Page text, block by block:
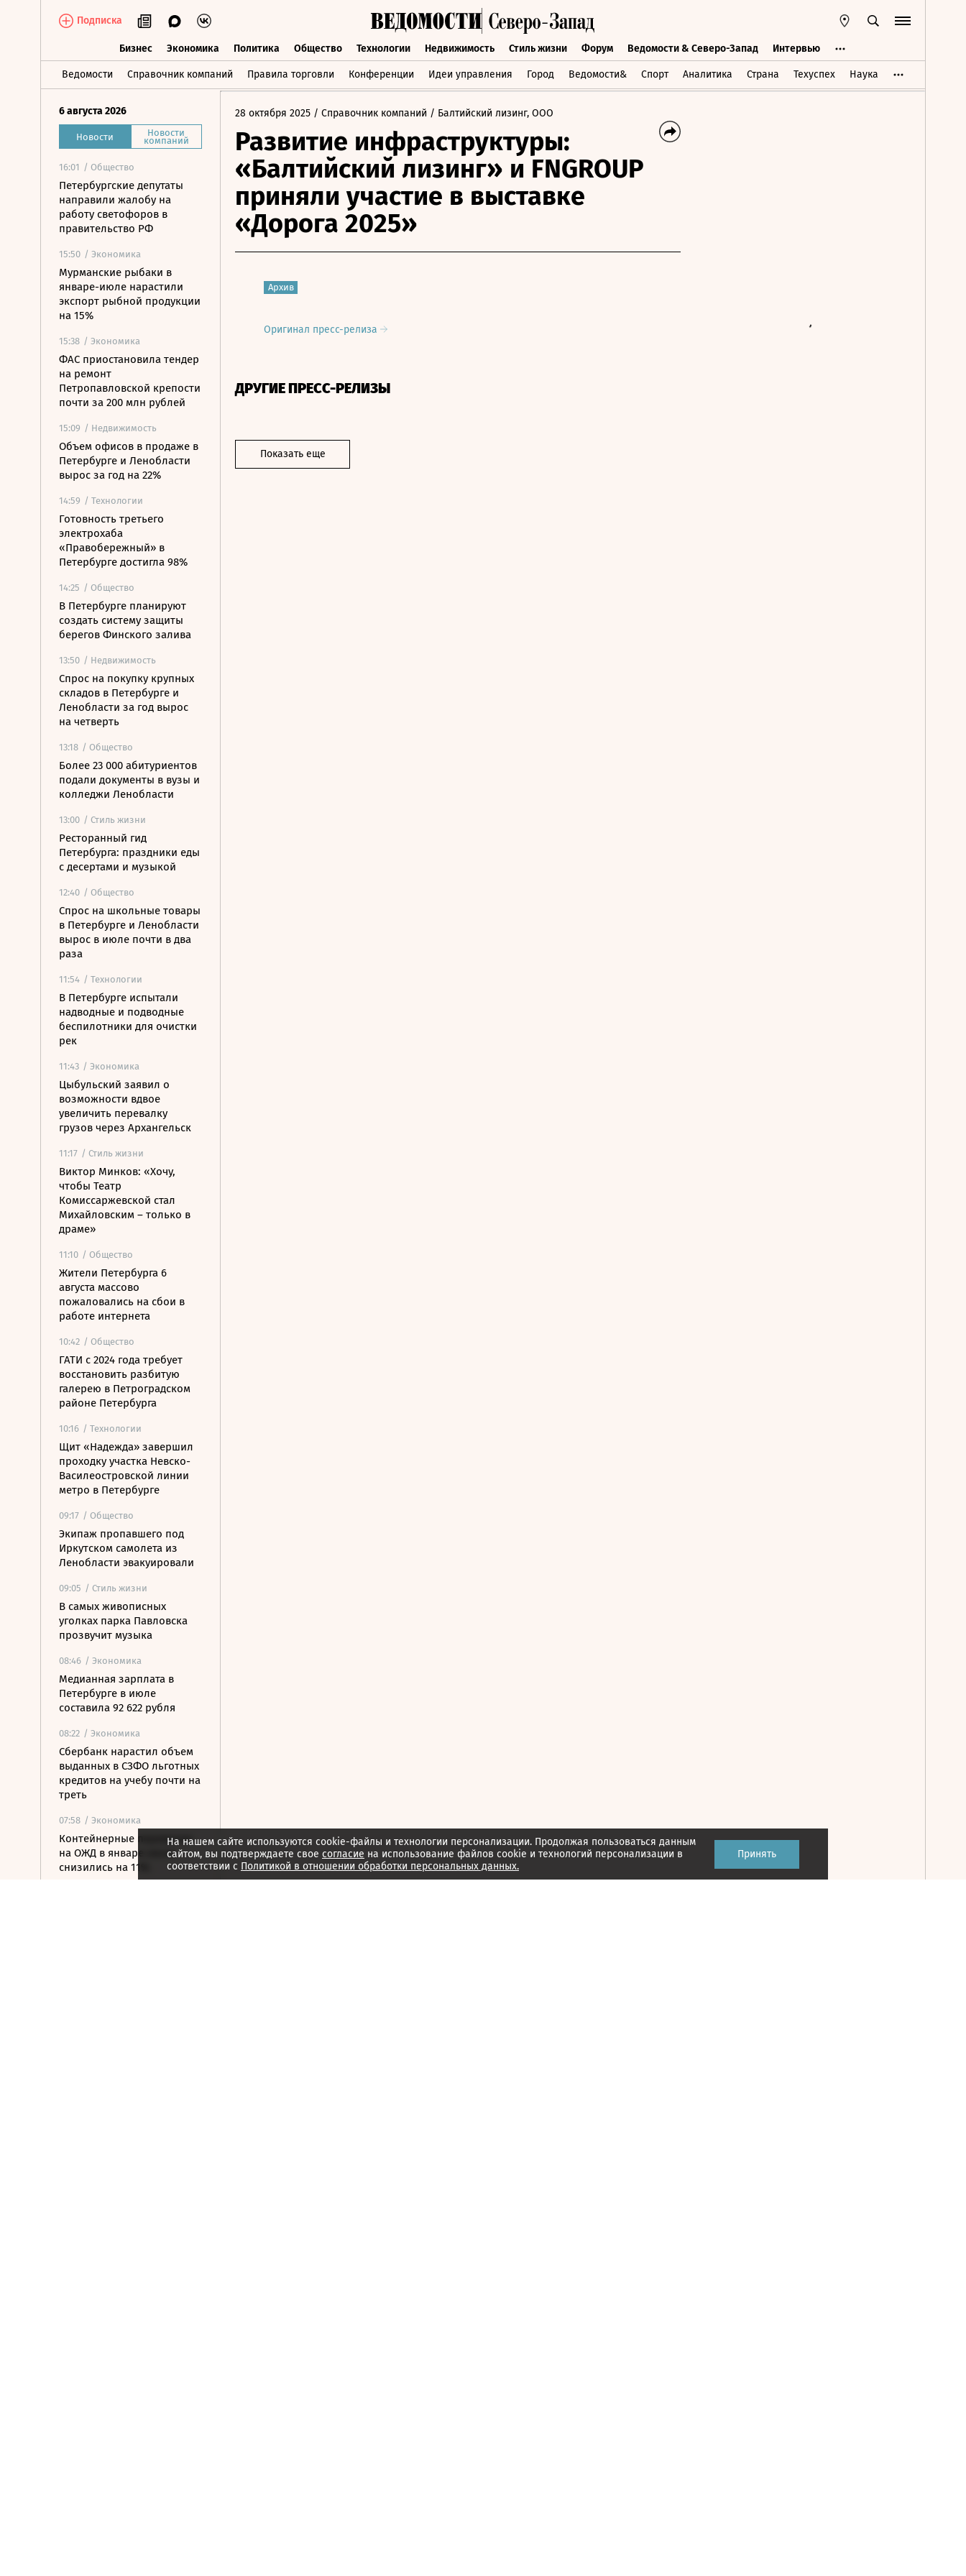
Подписка
Бизнес Экономика Политика Общество Технологии Недвижимость Стиль жизни Форум Ведомости & Северо-Запад Интервью
Ведомости Справочник компаний Правила торговли Конференции Идеи управления Город Ведомости& Спорт Аналитика Страна Техуспех Наука
Бизнес Экономика Политика Общество Технологии Недвижимость Стиль жизни Форум Ведомости & Северо-Запад Интервью
6 августа 2026
Новости Новости
компаний
16:01 / Общество
Петербургские депутаты
направили жалобу на
работу светофоров в
правительство РФ
15:50 / Экономика
Мурманские рыбаки в
январе-июле нарастили
экспорт рыбной продукции
на 15%
15:38 / Экономика
ФАС приостановила тендер
на ремонт
Петропавловской крепости
почти за 200 млн рублей
15:09 / Недвижимость
Объем офисов в продаже в
Петербурге и Ленобласти
вырос за год на 22%
14:59 / Технологии
Готовность третьего
электрохаба
«Правобережный» в
Петербурге достигла 98%
14:25 / Общество
В Петербурге планируют
создать систему защиты
берегов Финского залива
13:50 / Недвижимость
Спрос на покупку крупных
складов в Петербурге и
Ленобласти за год вырос
на четверть
13:18 / Общество
Более 23 000 абитуриентов
подали документы в вузы и
колледжи Ленобласти
13:00 / Стиль жизни
Ресторанный гид
Петербурга: праздники еды
с десертами и музыкой
12:40 / Общество
Спрос на школьные товары
в Петербурге и Ленобласти
вырос в июле почти в два
раза
11:54 / Технологии
В Петербурге испытали
надводные и подводные
беспилотники для очистки
рек
11:43 / Экономика
Цыбульский заявил о
возможности вдвое
увеличить перевалку
грузов через Архангельск
11:17 / Стиль жизни
Виктор Минков: «Хочу,
чтобы Театр
Комиссаржевской стал
Михайловским – только в
драме»
11:10 / Общество
Жители Петербурга 6
августа массово
пожаловались на сбои в
работе интернета
10:42 / Общество
ГАТИ с 2024 года требует
восстановить разбитую
галерею в Петроградском
районе Петербурга
10:16 / Технологии
Щит «Надежда» завершил
проходку участка Невско-
Василеостровской линии
метро в Петербурге
09:17 / Общество
Экипаж пропавшего под
Иркутском самолета из
Ленобласти эвакуировали
09:05 / Стиль жизни
В самых живописных
уголках парка Павловска
прозвучит музыка
08:46 / Экономика
Медианная зарплата в
Петербурге в июле
составила 92 622 рубля
08:22 / Экономика
Сбербанк нарастил объем
выданных в СЗФО льготных
кредитов на учебу почти на
треть
07:58 / Экономика
Контейнерные перевозки
на ОЖД в январе-июле
снизились на 11%
28 октября 2025 / Справочник компаний / Балтийский лизинг, ООО
Развитие инфраструктуры:
«Балтийский лизинг» и FNGROUP
приняли участие в выставке
«Дорога 2025»
Архив
Оригинал пресс-релиза
ДРУГИЕ ПРЕСС-РЕЛИЗЫ
Показать еще
На нашем сайте используются cookie-файлы и технологии персонализации. Продолжая пользоваться данным
сайтом, вы подтверждаете свое согласие на использование файлов cookie и технологий персонализации в
соответствии с Политикой в отношении обработки персональных данных.
Принять